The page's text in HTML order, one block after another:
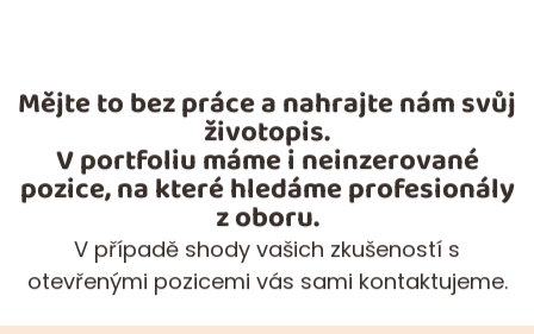
Mějte to bez práce a nahrajte nám svůj
životopis.
V portfoliu máme i neinzerované
pozice, na které hledáme profesionály
z oboru.
V případě shody vašich zkušeností s
otevřenými pozicemi vás sami kontaktujeme.